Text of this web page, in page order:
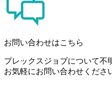
お問い合わせはこちら
プレックスジョブについて不
お気軽にお問い合わせくださ